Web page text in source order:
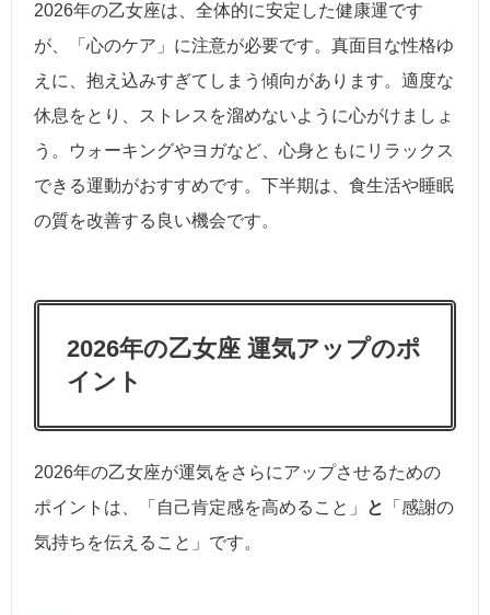
2026年の乙女座は、全体的に安定した健康運です
が、「心のケア」に注意が必要です。真面目な性格ゆ
えに、抱え込みすぎてしまう傾向があります。適度な
休息をとり、ストレスを溜めないように心がけましょ
う。ウォーキングやヨガなど、心身ともにリラックス
できる運動がおすすめです。下半期は、食生活や睡眠
の質を改善する良い機会です。
2026年の乙女座 運気アップのポ
イント
2026年の乙女座が運気をさらにアップさせるための
ポイントは、「自己肯定感を高めること」
と
「感謝の
気持ちを伝えること」です。